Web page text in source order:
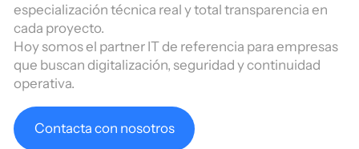
especialización técnica real y total transparencia en
cada proyecto.
Hoy somos el partner IT de referencia para empresas
que buscan digitalización, seguridad y continuidad
operativa.
Contacta con nosotros